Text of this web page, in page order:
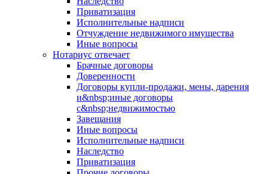
Приватизация
Исполнительные надписи
Отчуждение недвижимого имущества
Иные вопросы
Нотариус отвечает
Брачные договоры
Доверенности
Договоры купли-продажи, мены, дарения
и&nbsp;иные договоры
с&nbsp;недвижимостью
Завещания
Иные вопросы
Исполнительные надписи
Наследство
Приватизация